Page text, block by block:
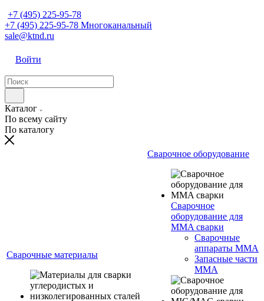
+7 (495) 225-95-78
+7 (495) 225-95-78 Многоканальный
sale@ktnd.ru
Войти
Каталог
По всему сайту
По каталогу
Сварочные материалы
Сварочное оборудование
Сварочное
оборудование для
MMA сварки
Сварочные
аппараты MMA
Запасные части
MMA